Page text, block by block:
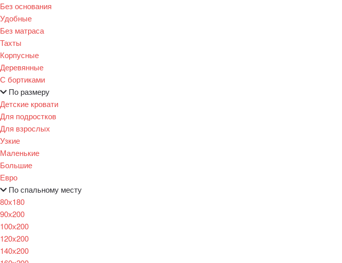
Без основания
Удобные
Без матраса
Тахты
Корпусные
Деревянные
С бортиками
По размеру
Детские кровати
Для подростков
Для взрослых
Узкие
Маленькие
Большие
Евро
По спальному месту
80х180
90х200
100х200
120x200
140х200